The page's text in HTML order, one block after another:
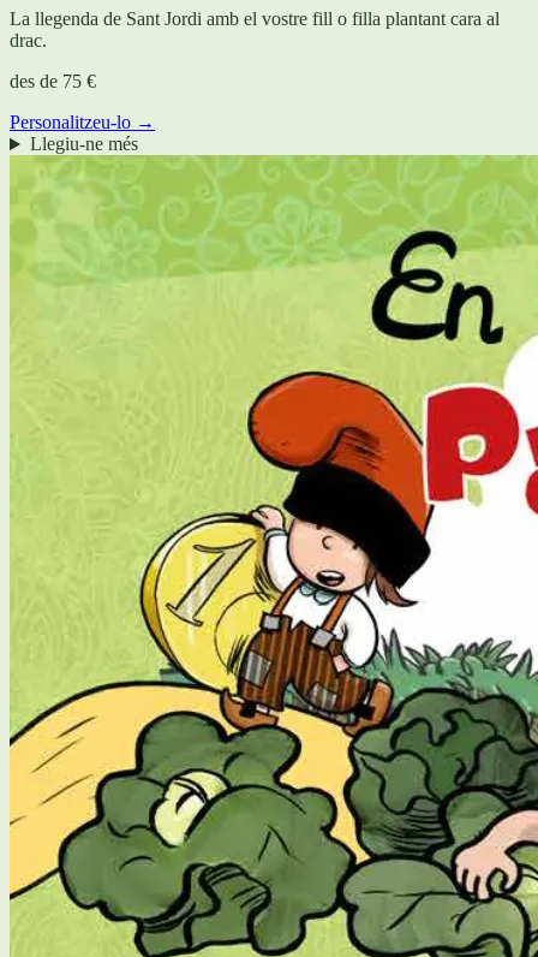
La llegenda de Sant Jordi amb el vostre fill o filla plantant cara al
drac.
des de 75 €
Personalitzeu-lo →
Llegiu-ne més